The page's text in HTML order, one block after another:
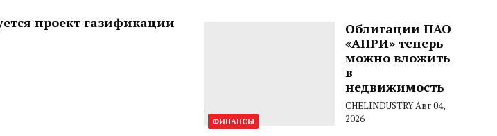
проект газификации
ФИНАНСЫ
Облигации ПАО
«АПРИ» теперь
можно вложить
в
недвижимость
CHELINDUSTRYАвг 04,
2026